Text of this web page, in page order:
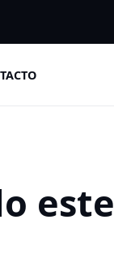
este